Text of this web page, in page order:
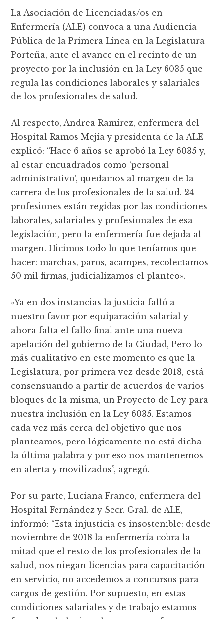
La Asociación de Licenciadas/os en
Enfermería (ALE) convoca a una Audiencia
Pública de la Primera Línea en la Legislatura
Porteña, ante el avance en el recinto de un
proyecto por la inclusión en la Ley 6035 que
regula las condiciones laborales y salariales
de los profesionales de salud.
Al respecto, Andrea Ramírez, enfermera del
Hospital Ramos Mejía y presidenta de la ALE
explicó: “Hace 6 años se aprobó la Ley 6035 y,
al estar encuadrados como ‘personal
administrativo’, quedamos al margen de la
carrera de los profesionales de la salud. 24
profesiones están regidas por las condiciones
laborales, salariales y profesionales de esa
legislación, pero la enfermería fue dejada al
margen. Hicimos todo lo que teníamos que
hacer: marchas, paros, acampes, recolectamos
50 mil firmas, judicializamos el planteo».
«Ya en dos instancias la justicia falló a
nuestro favor por equiparación salarial y
ahora falta el fallo final ante una nueva
apelación del gobierno de la Ciudad, Pero lo
más cualitativo en este momento es que la
Legislatura, por primera vez desde 2018, está
consensuando a partir de acuerdos de varios
bloques de la misma, un Proyecto de Ley para
nuestra inclusión en la Ley 6035. Estamos
cada vez más cerca del objetivo que nos
planteamos, pero lógicamente no está dicha
la última palabra y por eso nos mantenemos
en alerta y movilizados”, agregó.
Por su parte, Luciana Franco, enfermera del
Hospital Fernández y Secr. Gral. de ALE,
informó: “Esta injusticia es insostenible: desde
noviembre de 2018 la enfermería cobra la
mitad que el resto de los profesionales de la
salud, nos niegan licencias para capacitación
en servicio, no accedemos a concursos para
cargos de gestión. Por supuesto, en estas
condiciones salariales y de trabajo estamos